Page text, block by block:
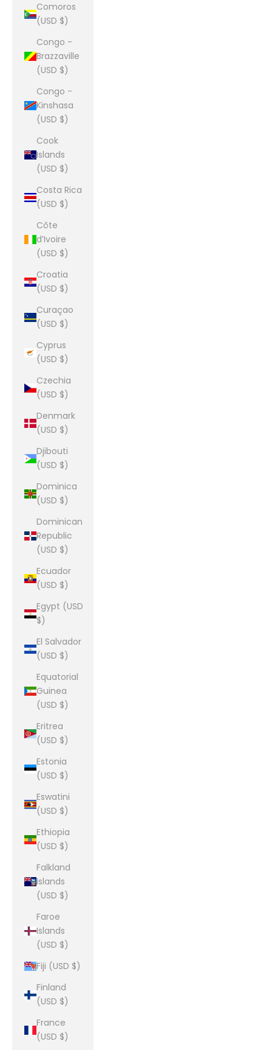
Comoros
(USD $)
Congo -
Brazzaville
(USD $)
Congo -
Kinshasa
(USD $)
Cook
Islands
(USD $)
Costa Rica
(USD $)
Côte
d’Ivoire
(USD $)
Croatia
(USD $)
Curaçao
(USD $)
Cyprus
(USD $)
Czechia
(USD $)
Denmark
(USD $)
Djibouti
(USD $)
Dominica
(USD $)
Dominican
Republic
(USD $)
Ecuador
(USD $)
Egypt (USD
$)
El Salvador
(USD $)
Equatorial
Guinea
(USD $)
Eritrea
(USD $)
Estonia
(USD $)
Eswatini
(USD $)
Ethiopia
(USD $)
Falkland
Islands
(USD $)
Faroe
Islands
(USD $)
Fiji (USD $)
Finland
(USD $)
France
(USD $)